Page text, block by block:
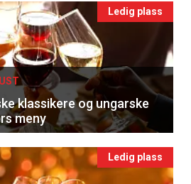
Ledig plass
klassikere og ungarske
meny
Ledig plass